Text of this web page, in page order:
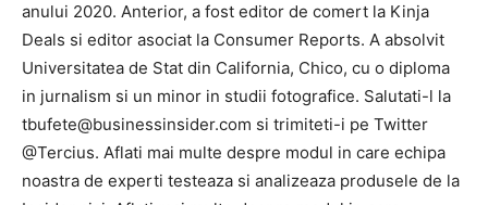
anului 2020. Anterior, a fost editor de comert la Kinja
Deals si editor asociat la Consumer Reports. A absolvit
Universitatea de Stat din California, Chico, cu o diploma
in jurnalism si un minor in studii fotografice. Salutati-l la
tbufete@businessinsider.com si trimiteti-i pe Twitter
@Tercius. Aflati mai multe despre modul in care echipa
noastra de experti testeaza si analizeaza produsele de la